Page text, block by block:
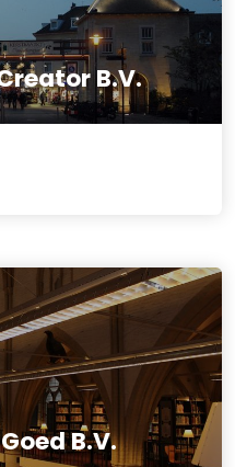
B.V.
B.V.